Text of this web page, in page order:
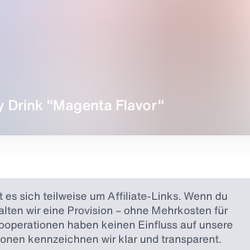
Drink "Magenta Flavor"
es sich teilweise um Affiliate-Links. Wenn du
wir eine Provision – ohne Mehrkosten für
haben keinen Einfluss auf unsere
kennzeichnen wir klar und transparent.